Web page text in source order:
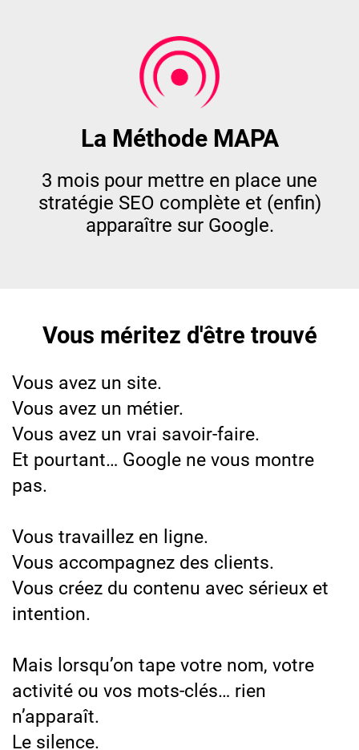
La Méthode MAPA
3 mois pour mettre en place une
stratégie SEO complète et (enfin)
apparaître sur Google.
Vous méritez d'être trouvé
Vous avez un site.
Vous avez un métier.
Vous avez un vrai savoir-faire.
Et pourtant… Google ne vous montre
pas.
Vous travaillez en ligne.
Vous accompagnez des clients.
Vous créez du contenu avec sérieux et
intention.
Mais lorsqu’on tape votre nom, votre
activité ou vos mots-clés… rien
n’apparaît.
Le silence.